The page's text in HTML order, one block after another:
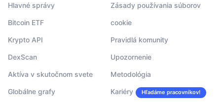
Hlavné správy
Bitcoin ETF
Krypto API
DexScan
Aktíva v skutočnom svete
Globálne grafy
Zásady používania súborov
cookie
Pravidlá komunity
Upozornenie
Metodológia
Kariéry Hľadáme pracovníkov!